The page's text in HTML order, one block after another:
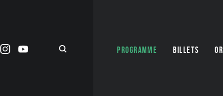
PROGRAMME BILLETS